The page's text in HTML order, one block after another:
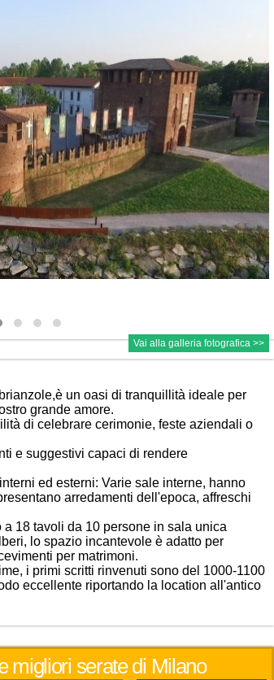
Vai alla galleria fotografica >>
un oasi di tranquillità ideale per
grande amore.
di celebrare cerimonie, feste aziendali o
e suggestivi capaci di rendere
ed esterni: Varie sale interne, hanno
arredamenti dell'epoca, affreschi
a 18 tavoli da 10 persone in sala unica
lo spazio incantevole è adatto per
per matrimoni.
i primi scritti rinvenuti sono del 1000-1100
eccellente riportando la location all'antico
migliori serate di Milano